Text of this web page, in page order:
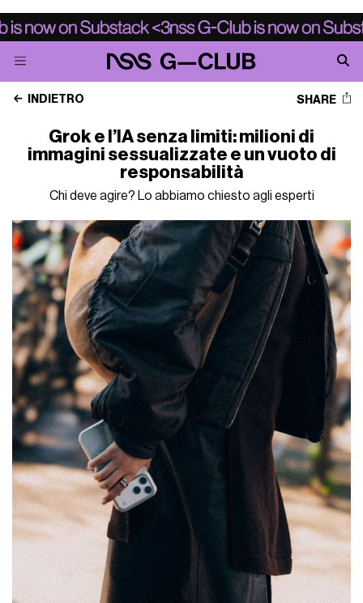
INDIETRO SHARE
Grok e l’IA senza limiti: milioni di
immagini sessualizzate e un vuoto di
responsabilità
Chi deve agire? Lo abbiamo chiesto agli esperti